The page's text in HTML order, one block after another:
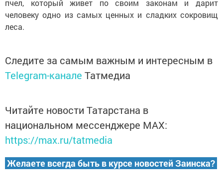
пчел, который живет по своим законам и дарит
человеку одно из самых ценных и сладких сокровищ
леса.
Следите за самым важным и интересным в
Telegram-канале Татмедиа
Читайте новости Татарстана в
национальном мессенджере MАХ:
https://max.ru/tatmedia
Желаете всегда быть в курсе новостей Заинска?